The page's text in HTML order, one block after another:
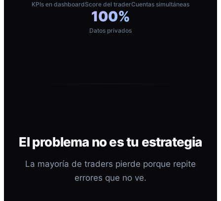
KPIs en dashboardScore del traderCuentas simultáneas
100%
Datos privados
El problema no es tu estrategia
La mayoría de traders pierde porque repite
errores que no ve.